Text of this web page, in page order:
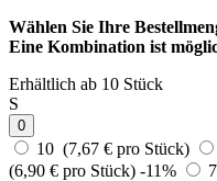
Wählen Sie Ihre
Eine Kombination ist
Erhältlich ab 10 Stück
S
0
10 (7,67 € pro Stück)
(6,90 € pro Stück) -11%